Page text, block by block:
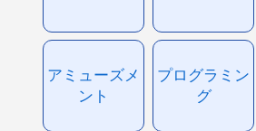
アミューズメ
ント
プログラミン
グ